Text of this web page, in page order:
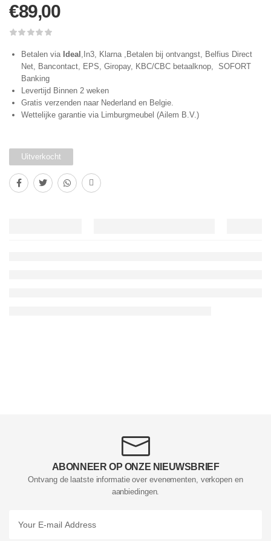
€89,00
Betalen via Ideal ,In3, Klarna ,Betalen bij ontvangst, Belfius Direct
Net, Bancontact, EPS, Giropay, KBC/CBC betaalknop, SOFORT
Banking
Levertijd Binnen 2 weken
Gratis verzenden naar Nederland en Belgie.
Wettelijke garantie via Limburgmeubel (Ailem B.V.)
Uitverkocht
ABONNEER OP ONZE NIEUWSBRIEF
Ontvang de laatste informatie over evenementen, verkopen en
aanbiedingen.